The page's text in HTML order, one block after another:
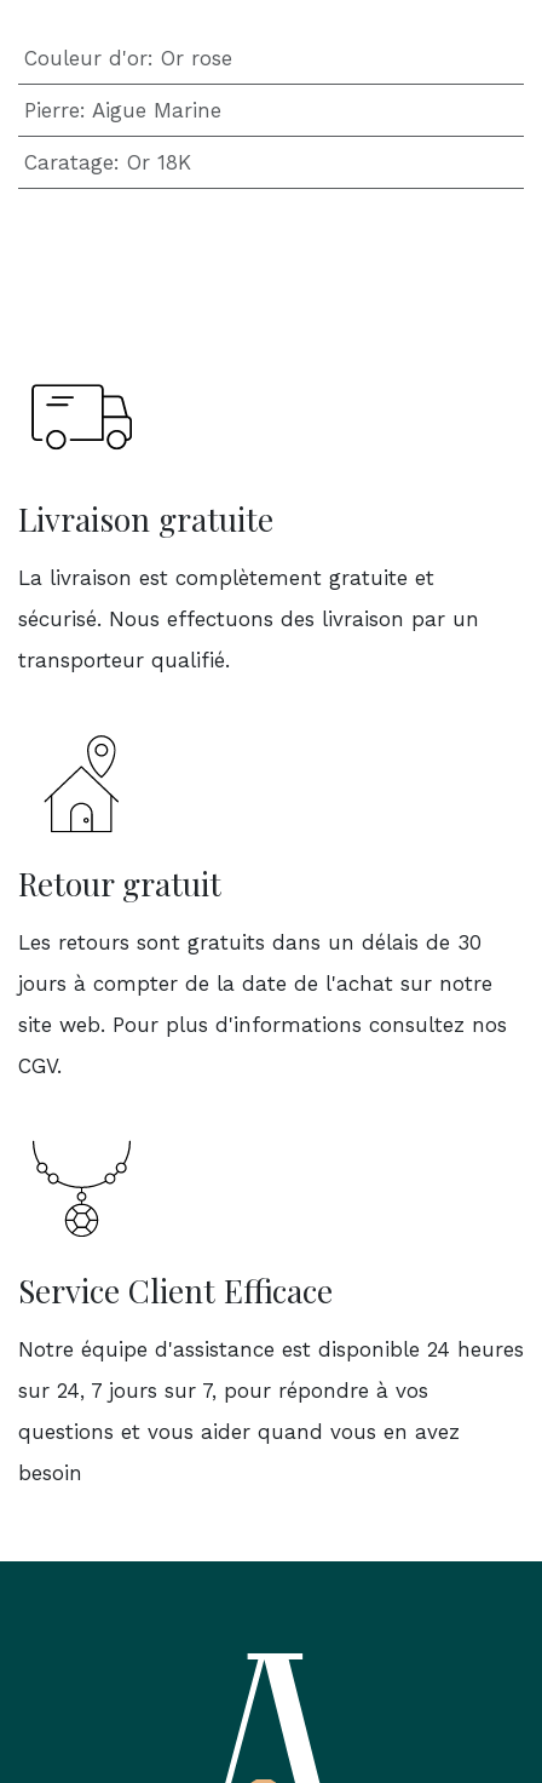
Couleur d'or: Or rose
Pierre: Aigue Marine
Caratage: Or 18K
Livraison gratuite
La livraison est complètement gratuite et
sécurisé. Nous effectuons des livraison par un
transporteur qualifié.
Retour gratuit
Les retours sont gratuits dans un délais de 30
jours à compter de la date de l'achat sur notre
site web. Pour plus d'informations consultez nos
CGV.
Service Client Efficace
Notre équipe d'assistance est disponible 24 heures
sur 24, 7 jours sur 7, pour répondre à vos
questions et vous aider quand vous en avez
besoin